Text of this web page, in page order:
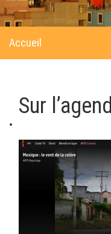
Accueil
Sur